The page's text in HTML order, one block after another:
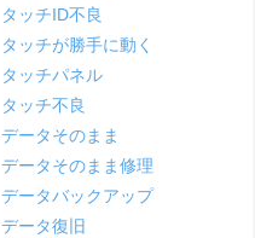
タッチID不良
タッチが勝手に動く
タッチパネル
タッチ不良
データそのまま
データそのまま修理
データバックアップ
データ復旧